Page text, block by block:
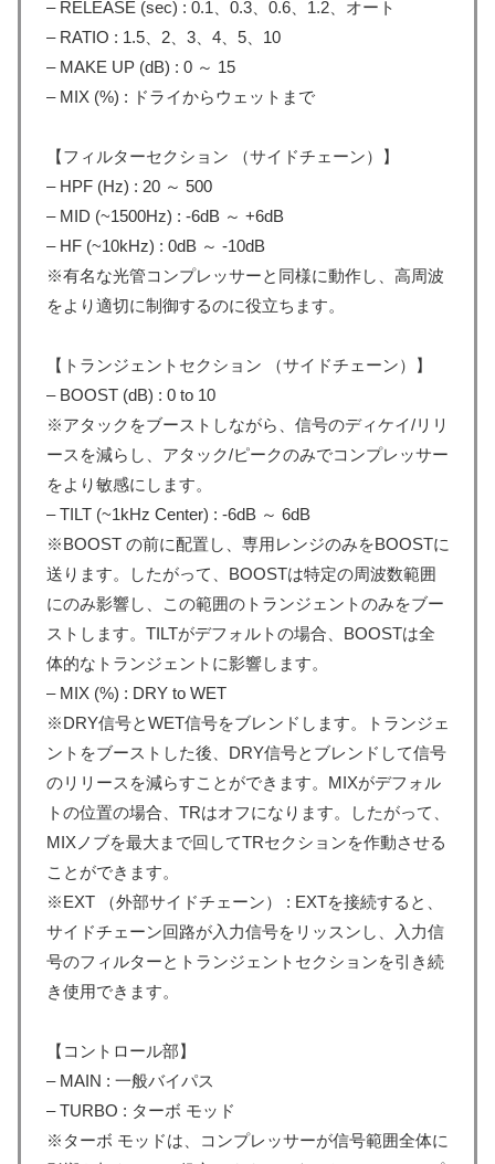
– RELEASE (sec) : 0.1、0.3、0.6、1.2、オート
– RATIO : 1.5、2、3、4、5、10
– MAKE UP (dB) : 0 ～ 15
– MIX (%) : ドライからウェットまで
【フィルターセクション （サイドチェーン）】
– HPF (Hz) : 20 ～ 500
– MID (~1500Hz) : -6dB ～ +6dB
– HF (~10kHz) : 0dB ～ -10dB
※有名な光管コンプレッサーと同様に動作し、高周波
をより適切に制御するのに役立ちます。
【トランジェントセクション （サイドチェーン）】
– BOOST (dB) : 0 to 10
※アタックをブーストしながら、信号のディケイ/リリ
ースを減らし、アタック/ピークのみでコンプレッサー
をより敏感にします。
– TILT (~1kHz Center) : -6dB ～ 6dB
※BOOST の前に配置し、専用レンジのみをBOOSTに
送ります。したがって、BOOSTは特定の周波数範囲
にのみ影響し、この範囲のトランジェントのみをブー
ストします。TILTがデフォルトの場合、BOOSTは全
体的なトランジェントに影響します。
– MIX (%) : DRY to WET
※DRY信号とWET信号をブレンドします。トランジェ
ントをブーストした後、DRY信号とブレンドして信号
のリリースを減らすことができます。MIXがデフォル
トの位置の場合、TRはオフになります。したがって、
MIXノブを最大まで回してTRセクションを作動させる
ことができます。
※EXT （外部サイドチェーン） : EXTを接続すると、
サイドチェーン回路が入力信号をリッスンし、入力信
号のフィルターとトランジェントセクションを引き続
き使用できます。
【コントロール部】
– MAIN : 一般バイパス
– TURBO : ターボ モッド
※ターボ モッドは、コンプレッサーが信号範囲全体に